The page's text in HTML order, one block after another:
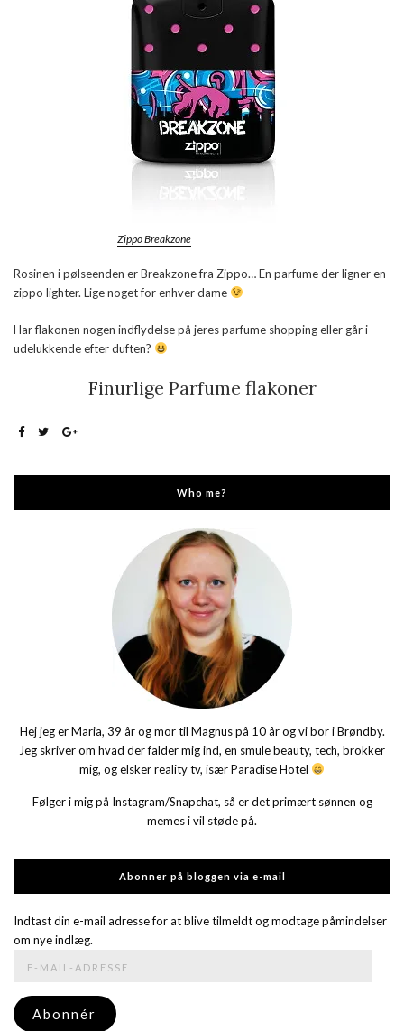
Zippo Breakzone
Rosinen i pølseenden er Breakzone fra Zippo… En parfume der ligner en
zippo lighter. Lige noget for enhver dame
Har flakonen nogen indflydelse på jeres parfume shopping eller går i
udelukkende efter duften?
Finurlige Parfume flakoner
Who me?
Hej jeg er Maria, 39 år og mor til Magnus på 10 år og vi bor i Brøndby.
Jeg skriver om hvad der falder mig ind, en smule beauty, tech, brokker
mig, og elsker reality tv, især Paradise Hotel
Følger i mig på Instagram/Snapchat, så er det primært sønnen og
memes i vil støde på.
Abonner på bloggen via e-mail
Indtast din e-mail adresse for at blive tilmeldt og modtage påmindelser
om nye indlæg.
adresse
Abonnér